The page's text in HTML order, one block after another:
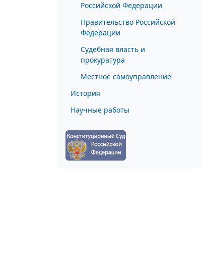
Российской Федерации
Правительство Российской
Федерации
Судебная власть и
прокуратура
Местное самоуправление
История
Научные работы